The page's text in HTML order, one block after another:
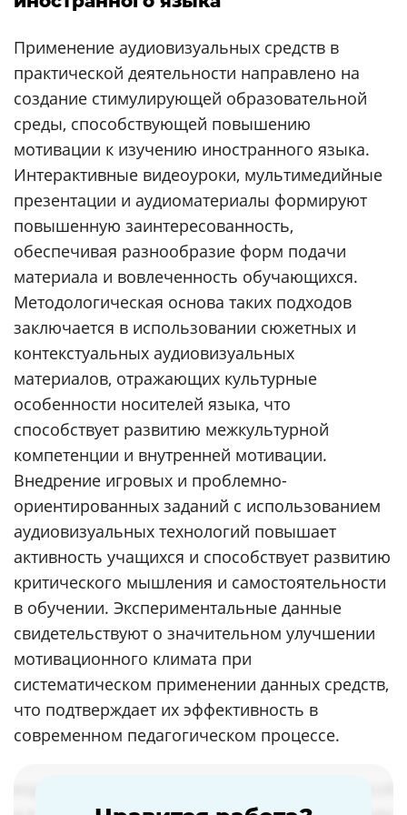
Применение аудиовизуальных средств в
практической деятельности направлено на
создание стимулирующей образовательной
среды, способствующей повышению
мотивации к изучению иностранного языка.
Интерактивные видеоуроки, мультимедийные
презентации и аудиоматериалы формируют
повышенную заинтересованность,
обеспечивая разнообразие форм подачи
материала и вовлеченность обучающихся.
Методологическая основа таких подходов
заключается в использовании сюжетных и
контекстуальных аудиовизуальных
материалов, отражающих культурные
особенности носителей языка, что
способствует развитию межкультурной
компетенции и внутренней мотивации.
Внедрение игровых и проблемно-
ориентированных заданий с использованием
аудиовизуальных технологий повышает
активность учащихся и способствует развитию
критического мышления и самостоятельности
в обучении. Экспериментальные данные
свидетельствуют о значительном улучшении
мотивационного климата при
систематическом применении данных средств,
что подтверждает их эффективность в
современном педагогическом процессе.